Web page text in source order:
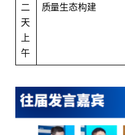
二
天
上
午
质量生态构建